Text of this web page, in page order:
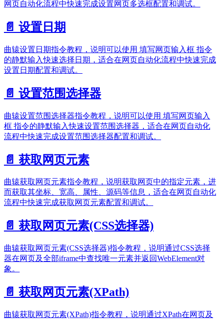
网页自动化流程中快速完成设置网页多选框配置和调试。
📄️ 设置日期
曲辕设置日期指令教程，说明可以使用 填写网页输入框 指令
的静默输入快速选择日期，适合在网页自动化流程中快速完成
设置日期配置和调试。
📄️ 设置范围选择器
曲辕设置范围选择器指令教程，说明可以使用 填写网页输入
框 指令的静默输入快速设置范围选择器，适合在网页自动化
流程中快速完成设置范围选择器配置和调试。
📄️ 获取网页元素
曲辕获取网页元素指令教程，说明获取网页中的指定元素，进
而获取其坐标、宽高、属性、源码等信息，适合在网页自动化
流程中快速完成获取网页元素配置和调试。
📄️ 获取网页元素(CSS选择器)
曲辕获取网页元素(CSS选择器)指令教程，说明通过CSS选择
器在网页及全部iframe中查找唯一元素并返回WebElement对
象。
📄️ 获取网页元素(XPath)
曲辕获取网页元素(XPath)指令教程，说明通过XPath在网页及